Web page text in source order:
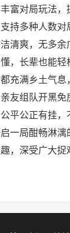
富对局玩法
持多种人数对
清爽，无多
，长辈也能轻
充满乡土气
友组队开黑
平公正有挂
一局酣畅淋
，深受广大